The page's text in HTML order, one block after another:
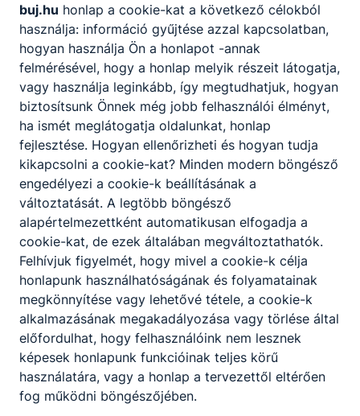
buj.hu honlap a cookie-kat a következő célokból
használja: információ gyűjtése azzal kapcsolatban,
hogyan használja Ön a honlapot -annak
felmérésével, hogy a honlap melyik részeit látogatja,
vagy használja leginkább, így megtudhatjuk, hogyan
biztosítsunk Önnek még jobb felhasználói élményt,
ha ismét meglátogatja oldalunkat, honlap
fejlesztése. Hogyan ellenőrizheti és hogyan tudja
kikapcsolni a cookie-kat? Minden modern böngésző
engedélyezi a cookie-k beállításának a
változtatását. A legtöbb böngésző
alapértelmezettként automatikusan elfogadja a
cookie-kat, de ezek általában megváltoztathatók.
Felhívjuk figyelmét, hogy mivel a cookie-k célja
honlapunk használhatóságának és folyamatainak
megkönnyítése vagy lehetővé tétele, a cookie-k
alkalmazásának megakadályozása vagy törlése által
előfordulhat, hogy felhasználóink nem lesznek
képesek honlapunk funkcióinak teljes körű
használatára, vagy a honlap a tervezettől eltérően
fog működni böngészőjében.